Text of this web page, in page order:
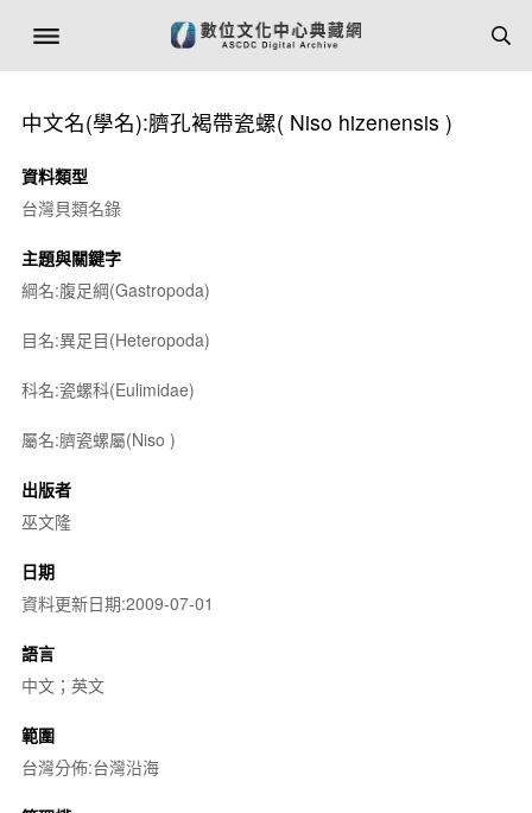
中文名(學名):臍孔褐帶瓷螺( Niso hizenensis )
資料類型
台灣貝類名錄
主題與關鍵字
綱名:腹足綱(Gastropoda)
目名:異足目(Heteropoda)
科名:瓷螺科(Eulimidae)
屬名:臍瓷螺屬(Niso )
出版者
巫文隆
日期
資料更新日期:2009-07-01
語言
中文；英文
範圍
台灣分佈:台灣沿海